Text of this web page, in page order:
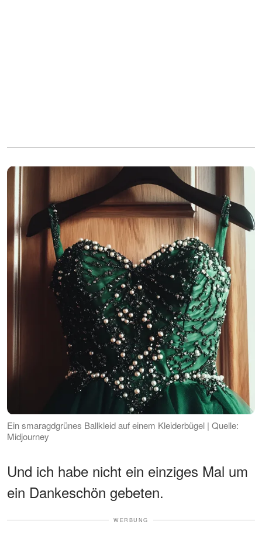
Ein smaragdgrünes Ballkleid auf einem Kleiderbügel | Quelle:
Midjourney
Und ich habe nicht ein einziges Mal um
ein Dankeschön gebeten.
WERBUNG